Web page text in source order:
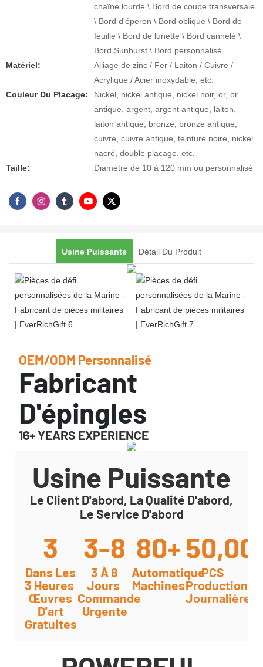
chaîne lourde \ Bord de coupe transversale
\ Bord d'éperon \ Bord oblique \ Bord de
feuille \ Bord de lunette \ Bord cannelé \
Bord Sunburst \ Bord personnalisé
Matériel:
Alliage de zinc / Fer / Laiton / Cuivre /
Acrylique / Acier inoxydable, etc.
Couleur Du Placage:
Nickel, nickel antique, nickel noir, or, or
antique, argent, argent antique, laiton,
laiton antique, bronze, bronze antique,
cuivre, cuivre antique, teinture noire, nickel
nacré, double placage, etc.
Taille:
Diamètre de 10 à 120 mm ou personnalisé
Usine Puissante Détail Du Produit
OEM/ODM Personnalisé
Fabricant
D'épingles
16+ YEARS EXPERIENCE
Usine Puissante
Le Client D'abord, La Qualité D'abord,
Le Service D'abord
3
Dans Les
3 Heures
Œuvres
D'art
Gratuites
3-8
3 À 8
Jours
Commande
Urgente
80+
Automatique
Machines
PCS
Production
Journalière